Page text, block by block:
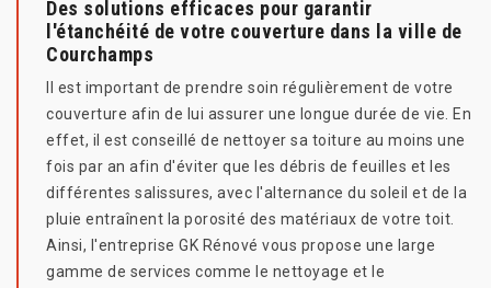
Des solutions efficaces pour garantir
l'étanchéité de votre couverture dans la ville de
Courchamps
Il est important de prendre soin régulièrement de votre
couverture afin de lui assurer une longue durée de vie. En
effet, il est conseillé de nettoyer sa toiture au moins une
fois par an afin d'éviter que les débris de feuilles et les
différentes salissures, avec l'alternance du soleil et de la
pluie entraînent la porosité des matériaux de votre toit.
Ainsi, l'entreprise GK Rénové vous propose une large
gamme de services comme le nettoyage et le